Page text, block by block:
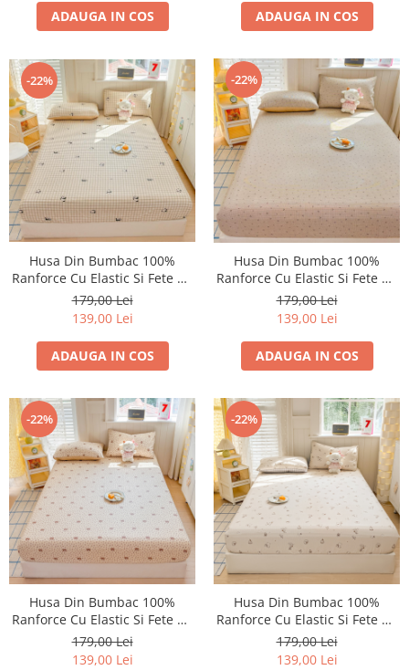
ADAUGA IN COS ADAUGA IN COS
-22%
Husa Din Bumbac 100%
Ranforce Cu Elastic Si Fete De
Perna 160x200cm - Ursuleti
Panda
179,00 Lei
139,00 Lei
ADAUGA IN COS
-22%
Husa Din Bumbac 100%
Ranforce Cu Elastic Si Fete De
Perna 160x200cm - Cirese Si
Patratele
179,00 Lei
139,00 Lei
ADAUGA IN COS
-22%
Husa Din Bumbac 100%
Ranforce Cu Elastic Si Fete De
Perna 160x200cm - Bej Cu
Ursuleti
179,00 Lei
139,00 Lei
-22%
Husa Din Bumbac 100%
Ranforce Cu Elastic Si Fete De
Perna 160x200cm - Crem Cu
Ursuleti
179,00 Lei
139,00 Lei